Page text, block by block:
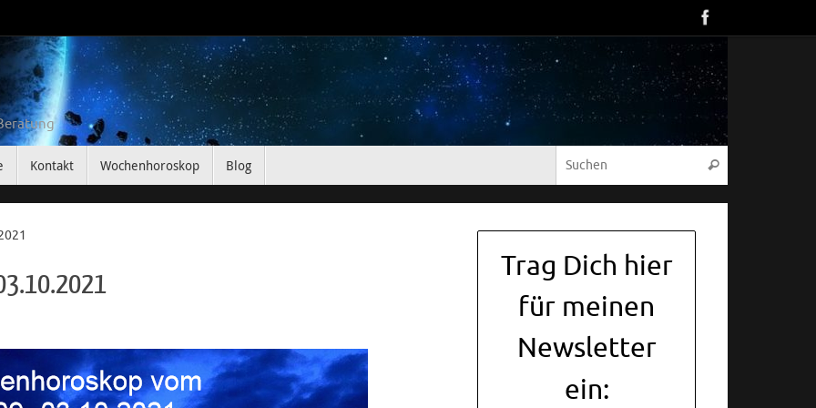
Kontakt Wochenhoroskop Blog Suchen
Trag Dich hier
für meinen
Newsletter
ein: